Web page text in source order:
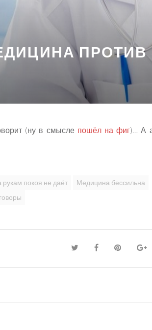
ПРОТИВ
(ну в смысле пошёл на фиг)… А
рукам покоя не даёт
Медицина бессильна